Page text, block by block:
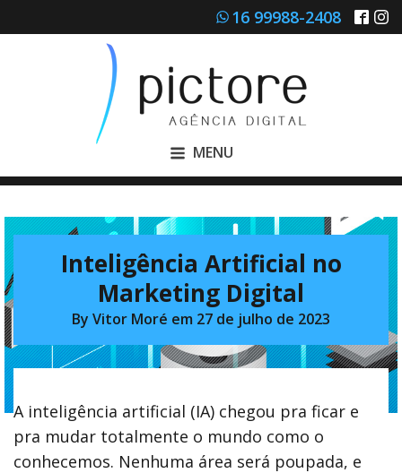
16 99988-2408
MENU
Inteligência Artificial no
Marketing Digital
By Vitor Moré em 27 de julho de 2023
A inteligência artificial (IA) chegou pra ficar e
pra mudar totalmente o mundo como o
conhecemos. Nenhuma área será poupada, e